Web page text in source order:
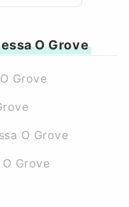
O Grove
Grove
O Grove
Grove